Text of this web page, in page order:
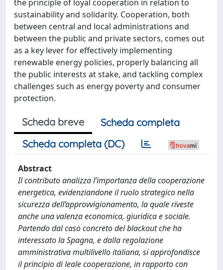
the principle of loyal cooperation in relation to
sustainability and solidarity. Cooperation, both
between central and local administrations and
between the public and private sectors, comes out
as a key lever for effectively implementing
renewable energy policies, properly balancing all
the public interests at stake, and tackling complex
challenges such as energy poverty and consumer
protection.
Scheda breve
Scheda completa
Scheda completa (DC)
Abstract
Il contributo analizza l’importanza della cooperazione
energetica, evidenziandone il ruolo strategico nella
sicurezza dell’approvvigionamento, la quale riveste
anche una valenza economica, giuridica e sociale.
Partendo dal caso concreto del blackout che ha
interessato la Spagna, e dalla regolazione
amministrativa multilivello italiana, si approfondisce
il principio di leale cooperazione, in rapporto con